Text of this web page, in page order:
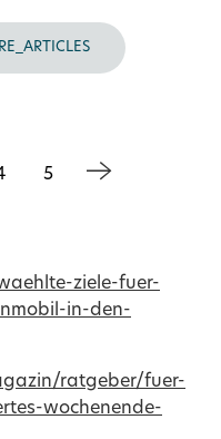
5
ziele-fuer-
in-den-
ratgeber/fuer-
wochenende-